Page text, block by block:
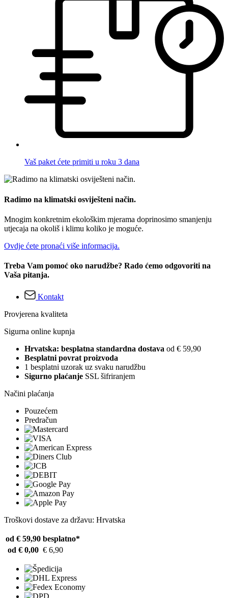
Vaš paket ćete primiti u roku 3 dana
Radimo na klimatski osviješteni način.
Mnogim konkretnim ekološkim mjerama doprinosimo smanjenju
utjecaja na okoliš i klimu koliko je moguće.
Ovdje ćete pronaći više informacija.
Treba Vam pomoć oko narudžbe? Rado ćemo odgovoriti na
Vaša pitanja.
Kontakt
Provjerena kvaliteta
Sigurna online kupnja
Hrvatska: besplatna standardna dostava od € 59,90
Besplatni povrat proizvoda
1 besplatni uzorak uz svaku narudžbu
Sigurno plaćanje SSL šifriranjem
Načini plaćanja
Pouzećem
Predračun
Troškovi dostave za državu: Hrvatska
od € 59,90 besplatno*
od € 0,00 € 6,90